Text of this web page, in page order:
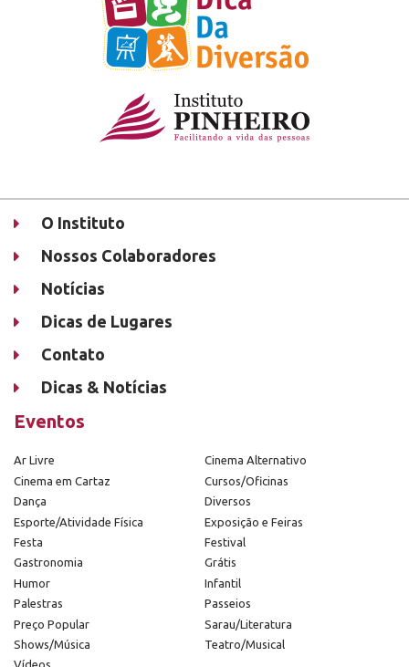
O Instituto
Nossos Colaboradores
Notícias
Dicas de Lugares
Contato
Dicas & Notícias
Eventos
Ar Livre
Cinema Alternativo
Cinema em Cartaz
Cursos/Oficinas
Dança
Diversos
Esporte/Atividade Física
Exposição e Feiras
Festa
Festival
Gastronomia
Grátis
Humor
Infantil
Palestras
Passeios
Preço Popular
Sarau/Literatura
Shows/Música
Teatro/Musical